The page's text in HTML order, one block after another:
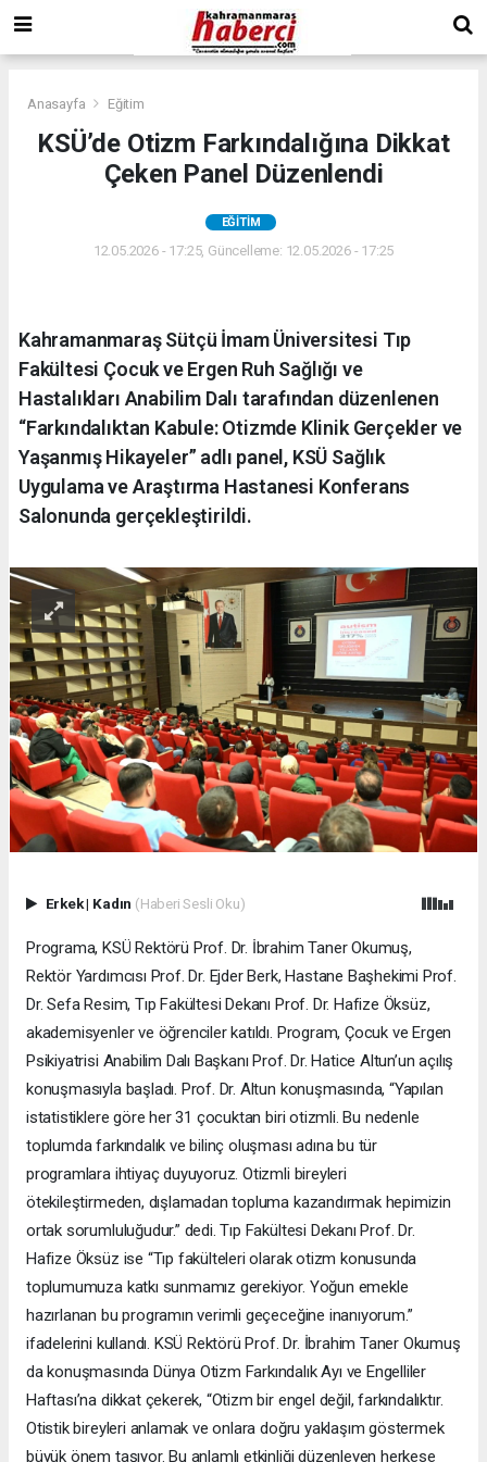
Anasayfa Eğitim
KSÜ’de Otizm Farkındalığına Dikkat
Çeken Panel Düzenlendi
EĞITIM
12.05.2026 - 17:25, Güncelleme: 12.05.2026 - 17:25
Kahramanmaraş Sütçü İmam Üniversitesi Tıp
Fakültesi Çocuk ve Ergen Ruh Sağlığı ve
Hastalıkları Anabilim Dalı tarafından düzenlenen
“Farkındalıktan Kabule: Otizmde Klinik Gerçekler ve
Yaşanmış Hikayeler” adlı panel, KSÜ Sağlık
Uygulama ve Araştırma Hastanesi Konferans
Salonunda gerçekleştirildi.
Erkek| Kadın (Haberi Sesli Oku)
Programa, KSÜ Rektörü Prof. Dr. İbrahim Taner Okumuş,
Rektör Yardımcısı Prof. Dr. Ejder Berk, Hastane Başhekimi Prof.
Dr. Sefa Resim, Tıp Fakültesi Dekanı Prof. Dr. Hafize Öksüz,
akademisyenler ve öğrenciler katıldı. Program, Çocuk ve Ergen
Psikiyatrisi Anabilim Dalı Başkanı Prof. Dr. Hatice Altun’un açılış
konuşmasıyla başladı. Prof. Dr. Altun konuşmasında, “Yapılan
istatistiklere göre her 31 çocuktan biri otizmli. Bu nedenle
toplumda farkındalık ve bilinç oluşması adına bu tür
programlara ihtiyaç duyuyoruz. Otizmli bireyleri
ötekileştirmeden, dışlamadan topluma kazandırmak hepimizin
ortak sorumluluğudur.” dedi. Tıp Fakültesi Dekanı Prof. Dr.
Hafize Öksüz ise “Tıp fakülteleri olarak otizm konusunda
toplumumuza katkı sunmamız gerekiyor. Yoğun emekle
hazırlanan bu programın verimli geçeceğine inanıyorum.”
ifadelerini kullandı. KSÜ Rektörü Prof. Dr. İbrahim Taner Okumuş
da konuşmasında Dünya Otizm Farkındalık Ayı ve Engelliler
Haftası’na dikkat çekerek, “Otizm bir engel değil, farkındalıktır.
Otistik bireyleri anlamak ve onlara doğru yaklaşım göstermek
büyük önem taşıyor. Bu anlamlı etkinliği düzenleyen herkese